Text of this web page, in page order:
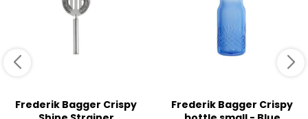
Frederik Bagger Crispy
Frederik Bagger Crispy